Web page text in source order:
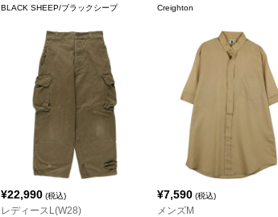
BLACK SHEEP/ブラックシープ
Creighton
¥22,990 (税込)
レディースL(W28)
¥7,590 (税込)
メンズM